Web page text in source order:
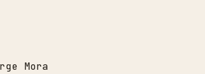
Mora